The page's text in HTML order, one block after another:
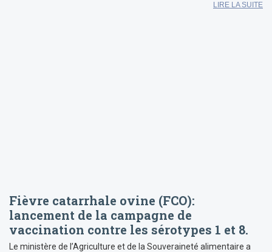
LIRE LA SUITE
Fièvre catarrhale ovine (FCO):
lancement de la campagne de
vaccination contre les sérotypes 1 et 8.
Le ministère de l’Agriculture et de la Souveraineté alimentaire a